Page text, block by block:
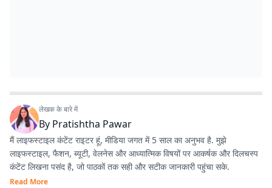
लेखक के बारे में
By Pratishtha Pawar
मैं लाइफस्टाइल कंटेंट राइटर हूं, मीडिया जगत में 5 साल का अनुभव है. मुझे
लाइफस्टाइल, फैशन, ब्यूटी, वेलनेस और आध्यात्मिक विषयों पर आकर्षक और दिलचस्प
कंटेंट लिखना पसंद है, जो पाठकों तक सही और सटीक जानकारी पहुंचा सके.
Read More